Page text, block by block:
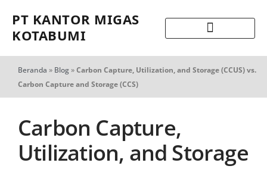
PT KANTOR MIGAS
KOTABUMI
Beranda » Blog»Carbon Capture, Utilization, and Storage (CCUS) vs.
Carbon Capture and Storage (CCS)
Carbon Capture,
Utilization, and Storage